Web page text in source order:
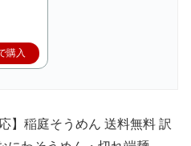
購入
】稲庭そうめん 送料無料 訳